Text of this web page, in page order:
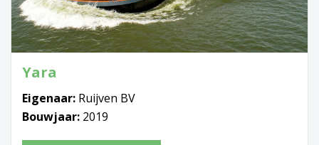
Yara
Eigenaar: Ruijven BV
Bouwjaar: 2019